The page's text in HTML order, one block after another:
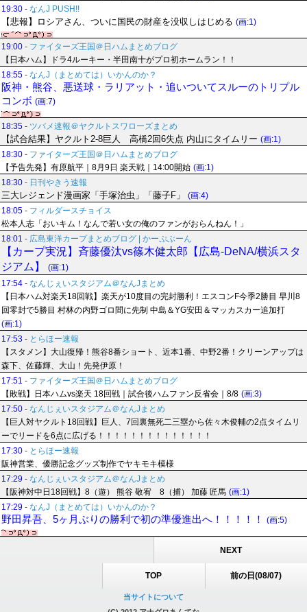
19:30 - なんJ PUSH!!
【悲報】ロシアさん、ついに国民の財産を没収しはじめる (画:1)
19:00 - ファイターズ王国＠日ハムまとめブログ
【日本ハム】ドラ4ルーキー・半田南十がプロ初ホームラン！！
18:55 - なんJ（まとめては）いかんのか？
阪神・熊谷、悪送球・ラリアット・追いついてスルーのトリプル
コンボ (画:7)
18:35 - ツバメ速報＠ヤクルトスワローズまとめ
【試合結果】ヤクルト2-8巨人 高橋2回6失点 内山にタイムリー (画:1)
18:30 - ファイターズ王国＠日ハムまとめブログ
【予告先発】有原航平｜8月9日 楽天戦｜14:00開始 (画:1)
18:30 - 日刊やきう速報
三大レジェンド漫画家「手塚治虫」「藤子F」
(画:4)
18:05 - フィルダースチョイス
松本人志「おいキム！なんで若い女の俺のファンがおらんねん！」
18:01 - 広島東洋カープまとめブログ | かーぷぶーん
【カープ実況】斉藤優汰vs篠木健太郎【広島-DeNA/横浜スタ
ジアム】
(画:1)
17:54 - なんじぇいスタジアム＠なんJまとめ
【日本ハム対楽天18回戦】楽天が10度目の完封勝利！エスコンF今季2勝目 早川8
回零封で5勝目 村林の内野ゴロ間に先制 中島＆YG安田＆マッカスカー追加打
(画:1)
17:53 - とらほー速報
【スタメン】大山復帰！熊谷8番ショート、近本1番、中野2番！クリーンアップは
森下、佐藤輝、大山！先発伊原！
17:51 - ファイターズ王国＠日ハムまとめブログ
【敗戦】日本ハムvs楽天 18回戦｜試合後ハムファン反省会｜8/8 (画:3)
17:50 - なんじぇいスタジアム＠なんJまとめ
【巨人対ヤクルト18回戦】巨人、7回裏無死二三塁から佐々木俊輔の2点タイムリ
ーでリードを6点に広げる！！！！！！！！！！！！！！
17:30 - とらほー速報
阪神営業、優勝記念グッズ制作でヤキモキ模様
17:29 - なんじぇいスタジアム＠なんJまとめ
【阪神対中日18回戦】8（遊） 熊谷 敬宥 8（捕） 加藤 匠馬 (画:1)
17:29 - なんJ（まとめては）いかんのか？
野田昇吾、5ヶ月ぶりの勝利で初の準優進出へ！！！！！ (画:5)
NEXT
TOP 前の日(08/07)
当サイトについて